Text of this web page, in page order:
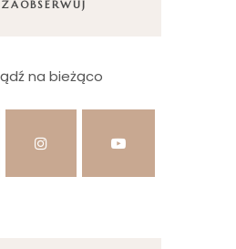
ZAOBSERWUJ
na bieżąco